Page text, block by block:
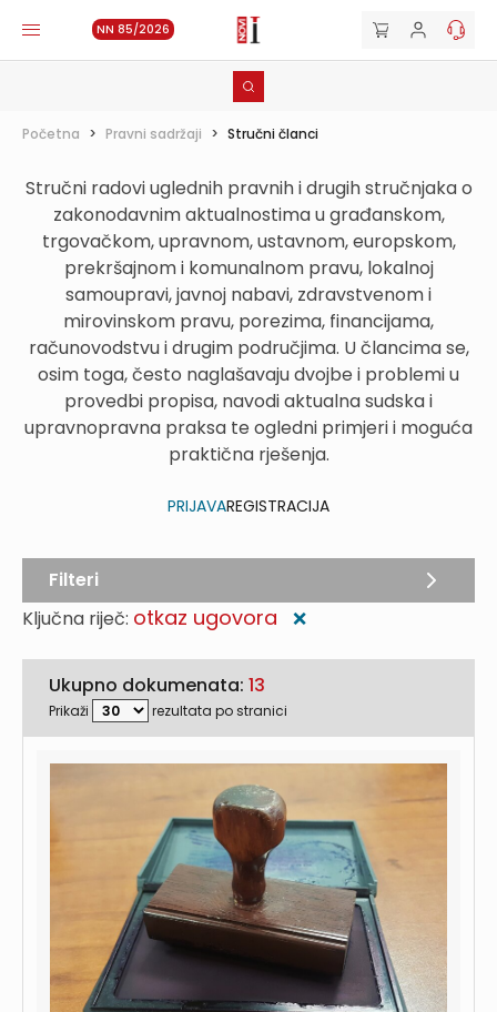
NN 85/2026
Početna > Pravni sadržaji > Stručni članci
Stručni radovi uglednih pravnih i drugih stručnjaka o
zakonodavnim aktualnostima u građanskom,
trgovačkom, upravnom, ustavnom, europskom,
prekršajnom i komunalnom pravu, lokalnoj
samoupravi, javnoj nabavi, zdravstvenom i
mirovinskom pravu, porezima, financijama,
računovodstvu i drugim područjima. U člancima se,
osim toga, često naglašavaju dvojbe i problemi u
provedbi propisa, navodi aktualna sudska i
upravnopravna praksa te ogledni primjeri i moguća
praktična rješenja.
PRIJAVAREGISTRACIJA
Ključna riječ: otkaz ugovora ❌
Ukupno dokumenata: 13
Prikaži rezultata po stranici
Filteri